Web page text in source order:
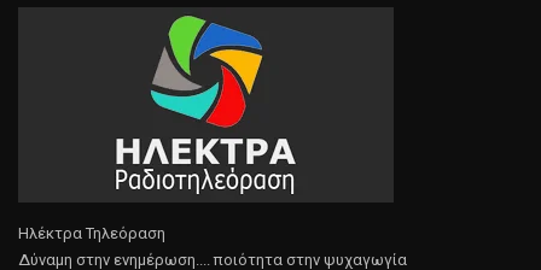
Ηλέκτρα Τηλεόραση
Δύναμη στην ενημέρωση.... ποιότητα στην ψυχαγωγία